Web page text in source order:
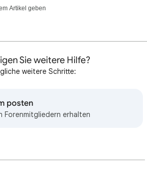
Artikel geben
Sie weitere Hilfe?
weitere Schritte:
posten
Forenmitgliedern erhalten